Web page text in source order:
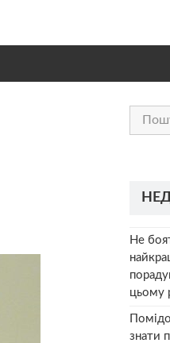
Пошук:
Не
цьому
знати